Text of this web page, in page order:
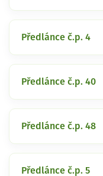
Předlánce č.p. 4
Předlánce č.p. 40
Předlánce č.p. 48
Předlánce č.p. 5